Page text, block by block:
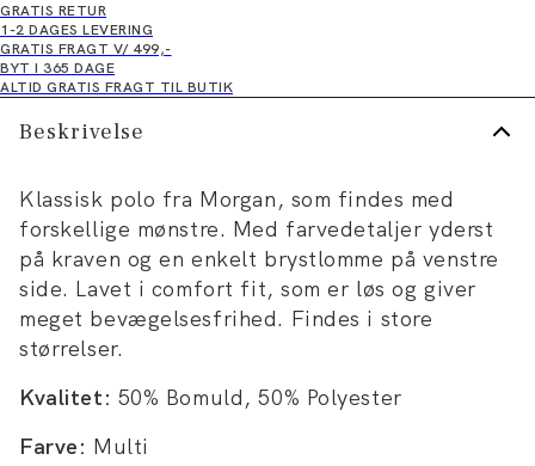
GRATIS RETUR
1-2 DAGES LEVERING
GRATIS FRAGT V/ 499,-
BYT I 365 DAGE
ALTID GRATIS FRAGT TIL BUTIK
Beskrivelse
Klassisk polo fra Morgan, som findes med
forskellige mønstre. Med farvedetaljer yderst
på kraven og en enkelt brystlomme på venstre
side. Lavet i comfort fit, som er løs og giver
meget bevægelsesfrihed. Findes i store
størrelser.
Kvalitet: 50% Bomuld, 50% Polyester
Farve: Multi